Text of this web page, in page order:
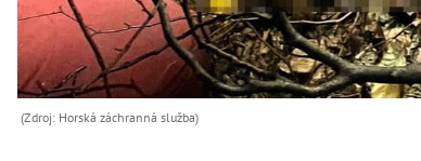
(Zdroj: Horská záchranná služba)